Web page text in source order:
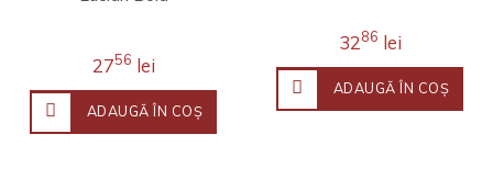
2756 lei
ADAUGĂ ÎN COŞ
3286 lei
ADAUGĂ ÎN COŞ